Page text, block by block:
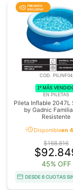
COD. PILINF04
1º MÁS
EN PILETAS
Pileta Inflable 2047L
by Gadnic
Resistente
acuteDisponibleen
$168.816
45% OFF
DESDE 6 CUOTAS